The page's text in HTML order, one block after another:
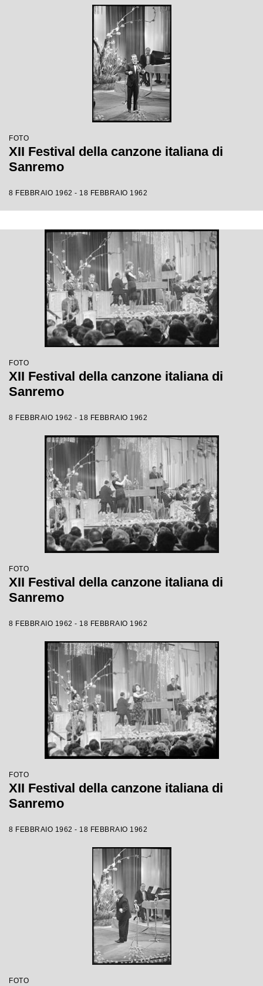
FOTO
XII Festival della canzone italiana di
Sanremo
8 FEBBRAIO 1962 - 18 FEBBRAIO 1962
FOTO
XII Festival della canzone italiana di
Sanremo
8 FEBBRAIO 1962 - 18 FEBBRAIO 1962
FOTO
XII Festival della canzone italiana di
Sanremo
8 FEBBRAIO 1962 - 18 FEBBRAIO 1962
FOTO
XII Festival della canzone italiana di
Sanremo
8 FEBBRAIO 1962 - 18 FEBBRAIO 1962
FOTO